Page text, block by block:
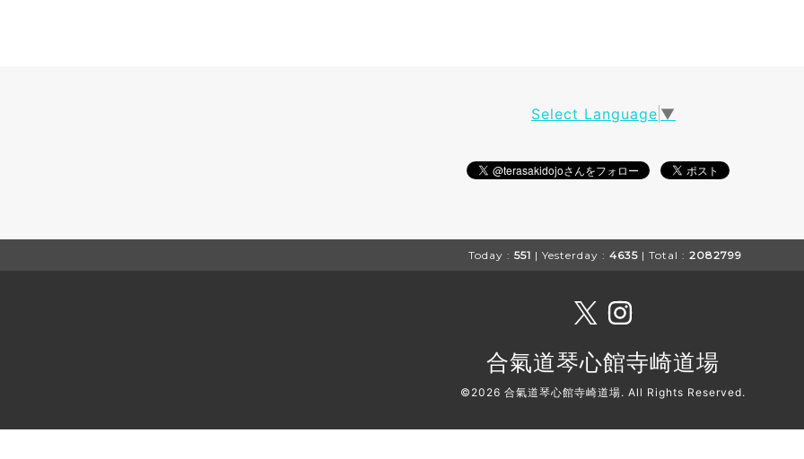
Select Language ▼
Today : 551 | Yesterday : 4635 | Total : 2082799
合氣道琴心館寺崎道場
©2026 合氣道琴心館寺崎道場. All Rights Reserved.